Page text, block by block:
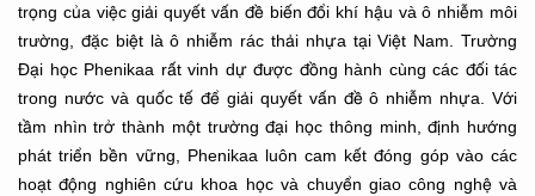
trọng của việc giải quyết vấn đề biến đổi khí hậu và ô nhiễm môi
trường, đặc biệt là ô nhiễm rác thải nhựa tại Việt Nam. Trường
Đại học Phenikaa rất vinh dự được đồng hành cùng các đối tác
trong nước và quốc tế để giải quyết vấn đề ô nhiễm nhựa. Với
tầm nhìn trở thành một trường đại học thông minh, định hướng
phát triển bền vững, Phenikaa luôn cam kết đóng góp vào các
hoạt động nghiên cứu khoa học và chuyển giao công nghệ và